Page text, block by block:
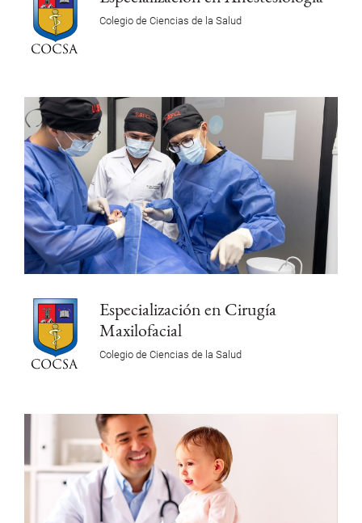
Colegio de Ciencias de la Salud
Especialización en Cirugía
Maxilofacial
Colegio de Ciencias de la Salud